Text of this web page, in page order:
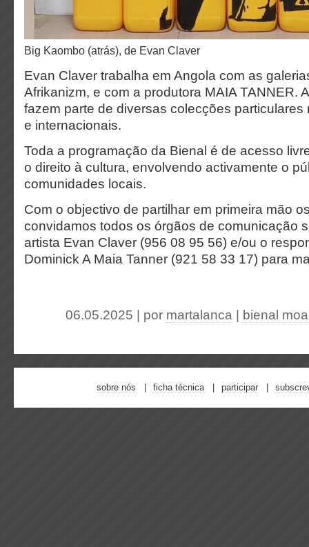
Big Kaombo (atrás), de Evan Claver
Evan Claver trabalha em Angola com as
Afrikanizm, e com a produtora MAIA TANNER.
fazem parte de diversas colecções particulares
e internacionais.
Toda a programação da Bienal é de acesso
o direito à cultura, envolvendo activamente o
comunidades locais.
Com o objectivo de partilhar em primeira mão
convidamos todos os órgãos de comunicação
artista Evan Claver (956 08 95 56) e/ou o
Dominick A Maia Tanner (921 58 33 17) para
06.05.2025 | por martalanca bienal
sobre nós ficha técnica participar